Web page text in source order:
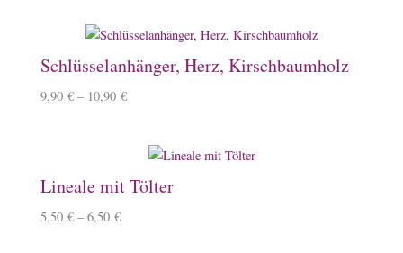
Schlüsselanhänger, Herz, Kirschbaumholz
9,90 € – 10,90 €
Lineale mit Tölter
5,50 € –6,50 €